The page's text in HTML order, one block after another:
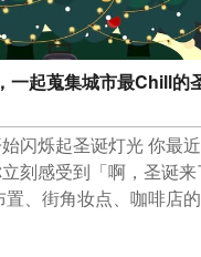
：https://reurl.cc/Eb6rm1
创意台中－摺叠市
10:30-17:30 (周一休馆)
分馆（台中市南屯区龙
reurl.cc/2ljZj6
道圣诞市集 12/13(六)
台中市西区五权西四
)－12/14(日) 13:00-
一起蒐集城市最Chill的
闪烁起圣诞灯光 你最
刻感受到「啊，圣诞
、街角妆点、咖啡店
影 只要是在台中拍的，